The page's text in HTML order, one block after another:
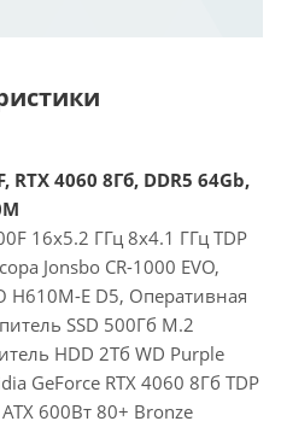
4060 8Гб, DDR5 64Gb,
16x5.2 ГГц 8x4.1 ГГц TDP
Jonsbo CR-1000 EVO,
H610M-E D5, Оперативная
SSD 500Гб M.2
HDD 2Тб WD Purple
GeForce RTX 4060 8Гб TDP
600Вт 80+ Bronze